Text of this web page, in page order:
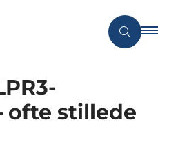
ofte stillede